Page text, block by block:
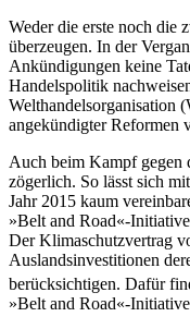
Weder die erste noch die
überzeugen. In der
Ankündigungen keine
Handels­politik
Welthandelsorganisation
angekün­dig­ter Reformen
Auch beim Kampf gegen
zögerlich. So lässt sich
Jahr 2015 kaum
»Belt and Road«-
Der Klimaschutzvertrag
Auslandsinvestitionen
berück­sichtigen. Dafür
»Belt and Road«-